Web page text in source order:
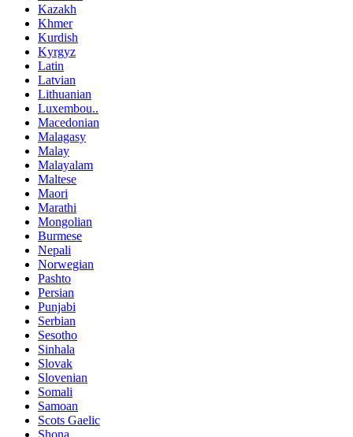
Kazakh
Khmer
Kurdish
Kyrgyz
Latin
Latvian
Lithuanian
Luxembou..
Macedonian
Malagasy
Malay
Malayalam
Maltese
Maori
Marathi
Mongolian
Burmese
Nepali
Norwegian
Pashto
Persian
Punjabi
Serbian
Sesotho
Sinhala
Slovak
Slovenian
Somali
Samoan
Scots Gaelic